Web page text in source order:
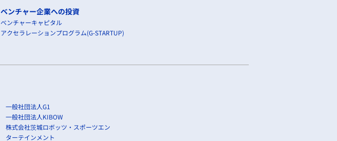
ベンチャー企業への投資
ベンチャーキャピタル
アクセラレーションプログラム(G-STARTUP)
一般社団法人G1
一般社団法人KIBOW
株式会社茨城ロボッツ・スポーツエン
ターテインメント